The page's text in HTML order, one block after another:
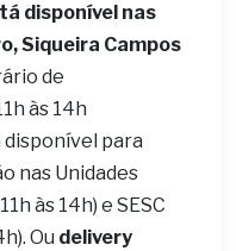
disponível nas
Siqueira Campos
de
às 14h
para
nas Unidades
às 14h) e SESC
Ou delivery